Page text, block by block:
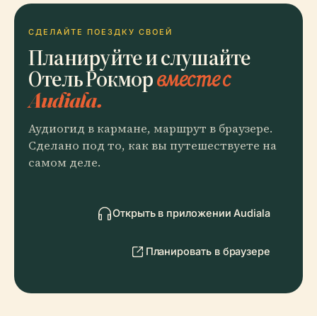
СДЕЛАЙТЕ ПОЕЗДКУ СВОЕЙ
Планируйте и слушайте
Отель Рокморвместе с
Audiala.
Аудиогид в кармане, маршрут в браузере.
Сделано под то, как вы путешествуете на
самом деле.
Открыть в приложении Audiala
Планировать в браузере